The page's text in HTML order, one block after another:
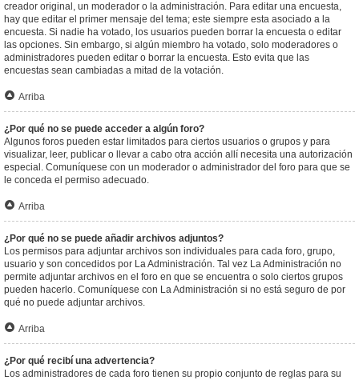
creador original, un moderador o la administración. Para editar una encuesta,
hay que editar el primer mensaje del tema; este siempre esta asociado a la
encuesta. Si nadie ha votado, los usuarios pueden borrar la encuesta o editar
las opciones. Sin embargo, si algún miembro ha votado, solo moderadores o
administradores pueden editar o borrar la encuesta. Esto evita que las
encuestas sean cambiadas a mitad de la votación.
Arriba
¿Por qué no se puede acceder a algún foro?
Algunos foros pueden estar limitados para ciertos usuarios o grupos y para
visualizar, leer, publicar o llevar a cabo otra acción allí necesita una autorización
especial. Comuníquese con un moderador o administrador del foro para que se
le conceda el permiso adecuado.
Arriba
¿Por qué no se puede añadir archivos adjuntos?
Los permisos para adjuntar archivos son individuales para cada foro, grupo,
usuario y son concedidos por La Administración. Tal vez La Administración no
permite adjuntar archivos en el foro en que se encuentra o solo ciertos grupos
pueden hacerlo. Comuníquese con La Administración si no está seguro de por
qué no puede adjuntar archivos.
Arriba
¿Por qué recibí una advertencia?
Los administradores de cada foro tienen su propio conjunto de reglas para su